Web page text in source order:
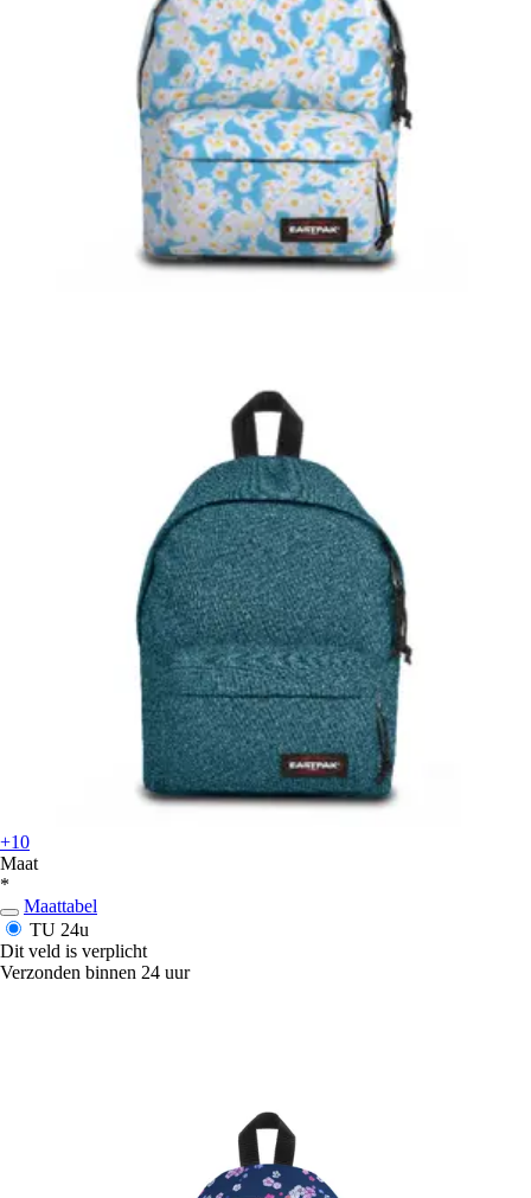
+10
Maat
*
Maattabel
TU 24u
Dit veld is verplicht
Verzonden binnen 24 uur